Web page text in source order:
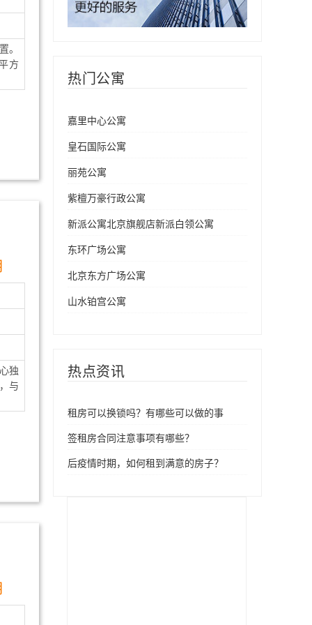
。
方
独
与
热门公寓
嘉里中心公寓
皇石国际公寓
丽苑公寓
紫檀万豪行政公寓
新派公寓北京旗舰店新派白领公寓
东环广场公寓
北京东方广场公寓
山水铂宫公寓
热点资讯
租房可以换锁吗？有哪些可以做的事
签租房合同注意事项有哪些？
后疫情时期，如何租到满意的房子？